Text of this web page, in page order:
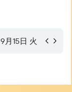
9月15日 火